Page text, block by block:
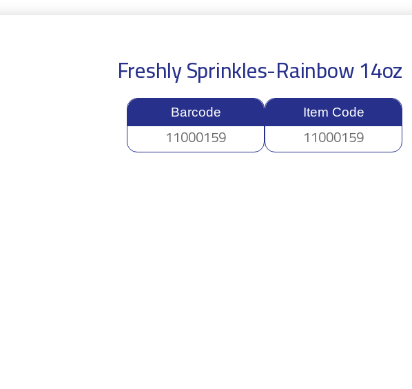
Freshly Sprinkles-Rainbow 14oz
Item Code
11000159
Barcode
11000159